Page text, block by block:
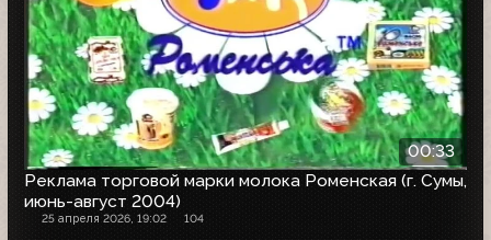
00:33
Реклама торговой марки молока Роменская (г. Сумы,
июнь-август 2004)
25 апреля 2026, 19:02 104